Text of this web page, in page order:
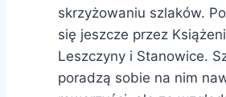
skrzyżowaniu szlaków.
się jeszcze przez
Leszczyny i Stanowice.
poradzą sobie na nim